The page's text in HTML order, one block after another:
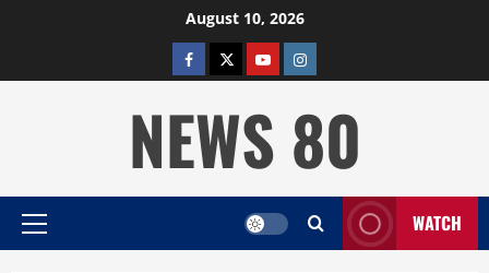
August 10, 2026
facebooktwitterYOUTUBE
instagram
NEWS 80
Primary
WATCH